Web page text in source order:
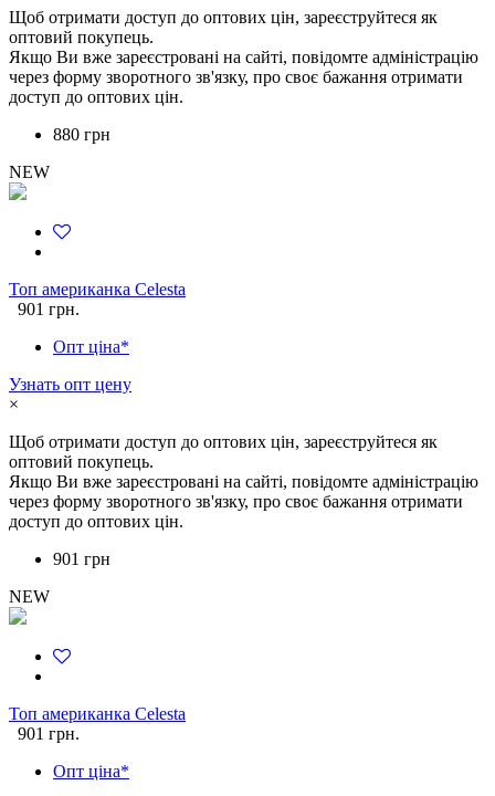
Щоб отримати доступ до оптових цін, зареєструйтеся як
оптовий покупець.
Якщо Ви вже зареєстровані на сайті, повідомте адміністрацію
через форму зворотного зв'язку, про своє бажання отримати
доступ до оптових цін.
880 грн
NEW
Топ американка Celesta
901 грн.
Опт ціна*
Узнать опт цену
×
Щоб отримати доступ до оптових цін, зареєструйтеся як
оптовий покупець.
Якщо Ви вже зареєстровані на сайті, повідомте адміністрацію
через форму зворотного зв'язку, про своє бажання отримати
доступ до оптових цін.
901 грн
NEW
Топ американка Celesta
901 грн.
Опт ціна*